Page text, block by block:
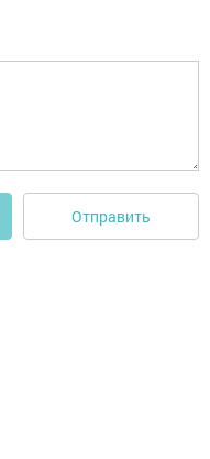
Отправить